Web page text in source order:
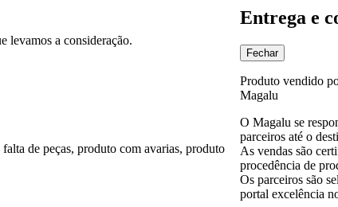
levamos a consideração.
de peças, produto com avarias, produto
Entrega e
Fechar
Produto vendido
Magalu
O Magalu se
parceiros até o
As vendas são
procedência de
Os parceiros são
portal excelência